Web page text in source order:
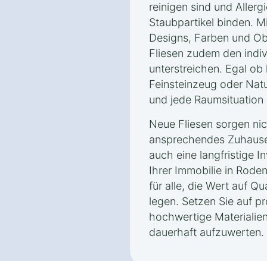
reinigen sind und
Staubpartikel binden.
Designs, Farben und
Fliesen zudem den
unterstreichen. Egal ob
Feinsteinzeug oder
und jede
Neue Fliesen sorgen
ansprechendes
auch eine langfristige
Ihrer Immobilie in
für alle, die Wert auf
legen. Setzen Sie auf
hochwertige
dauerhaft aufzuwerten.